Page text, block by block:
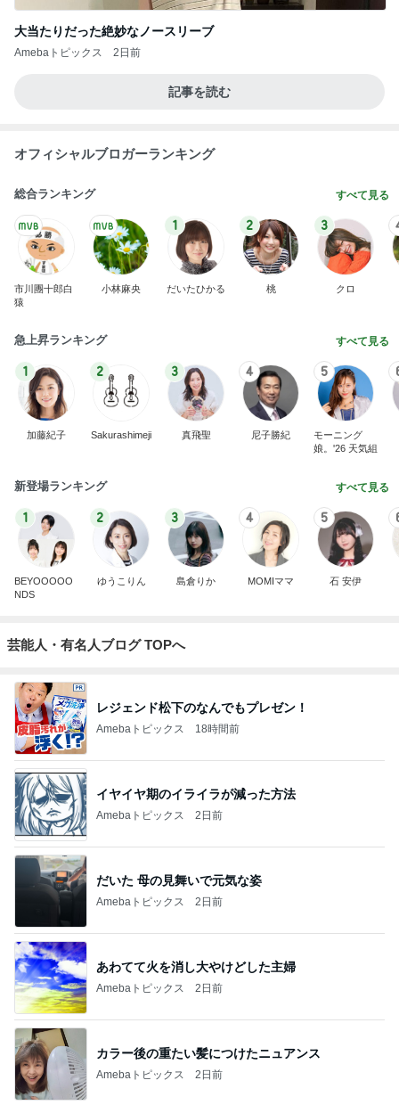
大当たりだった絶妙なノースリーブ
Amebaトピックス 2日前
記事を読む
オフィシャルブロガーランキング
総合ランキング すべて見る
市川團十郎白
猿
小林麻央
1
だいたひかる
2
桃
3
クロ
急上昇ランキング すべて見る
1
加藤紀子
2
Sakurashimeji
3
真飛聖
4
尼子勝紀
5
モーニング
娘。'26 天気組
新登場ランキング すべて見る
1
BEYOOOOO
NDS
2
ゆうこりん
3
島倉りか
4
MOMIママ
5
石 安伊
芸能人・有名人ブログ TOPへ
レジェンド松下のなんでもプレゼン！
Amebaトピックス 18時間前
イヤイヤ期のイライラが減った方法
Amebaトピックス 2日前
だいた 母の見舞いで元気な姿
Amebaトピックス 2日前
あわてて火を消し大やけどした主婦
Amebaトピックス 2日前
カラー後の重たい髪につけたニュアンス
Amebaトピックス 2日前